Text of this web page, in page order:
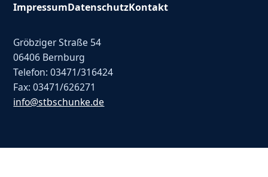
ImpressumDatenschutzKontakt
Gröbziger Straße 54
06406 Bernburg
Telefon: 03471/316424
Fax: 03471/626271
info@stbschunke.de